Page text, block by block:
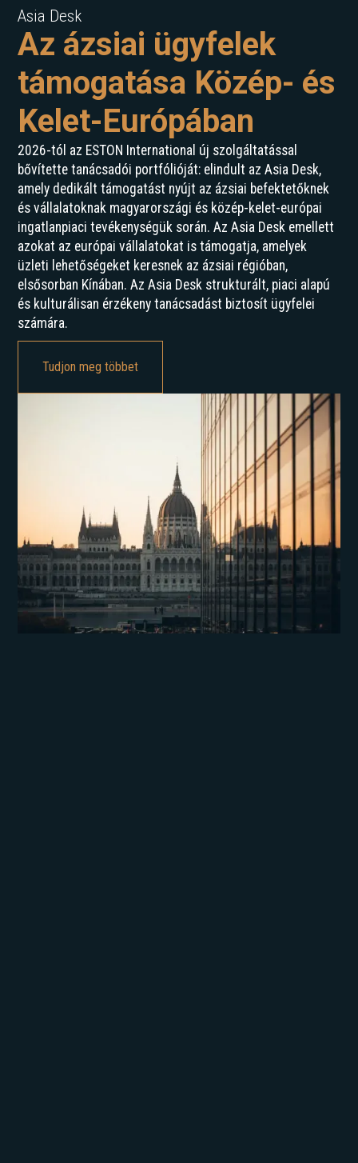
Asia Desk
Az ázsiai ügyfelek
támogatása Közép- és
Kelet-Európában
2026-tól az ESTON International új szolgáltatással
bővítette tanácsadói portfólióját: elindult az Asia Desk,
amely dedikált támogatást nyújt az ázsiai befektetőknek
és vállalatoknak magyarországi és közép-kelet-európai
ingatlanpiaci tevékenységük során. Az Asia Desk emellett
azokat az európai vállalatokat is támogatja, amelyek
üzleti lehetőségeket keresnek az ázsiai régióban,
elsősorban Kínában. Az Asia Desk strukturált, piaci alapú
és kulturálisan érzékeny tanácsadást biztosít ügyfelei
számára.
Tudjon meg többet